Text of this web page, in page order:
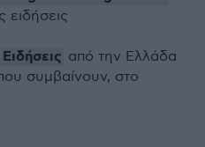
ειδήσεις
Ειδήσεις από την Ελλάδα
συμβαίνουν, στο